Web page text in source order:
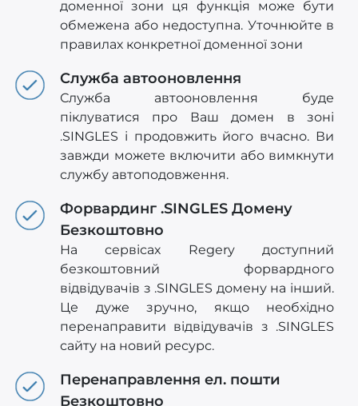
доменної зони ця функція може бути
обмежена або недоступна. Уточнюйте в
правилах конкретної доменної зони
Служба автооновлення
Служба автооновлення буде
піклуватися про Ваш домен в зоні
.SINGLES і продовжить його вчасно. Ви
завжди можете включити або вимкнути
службу автоподовження.
Форвардинг .SINGLES Домену
Безкоштовно
На сервісах Regery доступний
безкоштовний форвардного
відвідувачів з .SINGLES домену на інший.
Це дуже зручно, якщо необхідно
перенаправити відвідувачів з .SINGLES
сайту на новий ресурс.
Перенаправлення ел. пошти
Безкоштовно